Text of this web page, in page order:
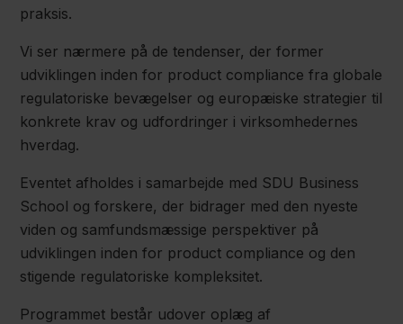
praksis.
Vi ser nærmere på de tendenser, der former
udviklingen inden for product compliance fra globale
regulatoriske bevægelser og europæiske strategier til
konkrete krav og udfordringer i virksomhedernes
hverdag.
Eventet afholdes i samarbejde med SDU Business
School og forskere, der bidrager med den nyeste
viden og samfundsmæssige perspektiver på
udviklingen inden for product compliance og den
stigende regulatoriske kompleksitet.
Programmet består udover oplæg af